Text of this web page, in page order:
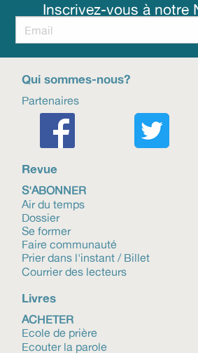
Inscrivez-vous à notre
Qui sommes-nous?
Partenaires
Revue
S'ABONNER
Air du temps
Dossier
Se former
Faire communauté
Prier dans l'instant / Billet
Courrier des lecteurs
Livres
ACHETER
Ecole de prière
Ecouter la parole